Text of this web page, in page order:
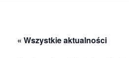
« Wszystkie aktualności